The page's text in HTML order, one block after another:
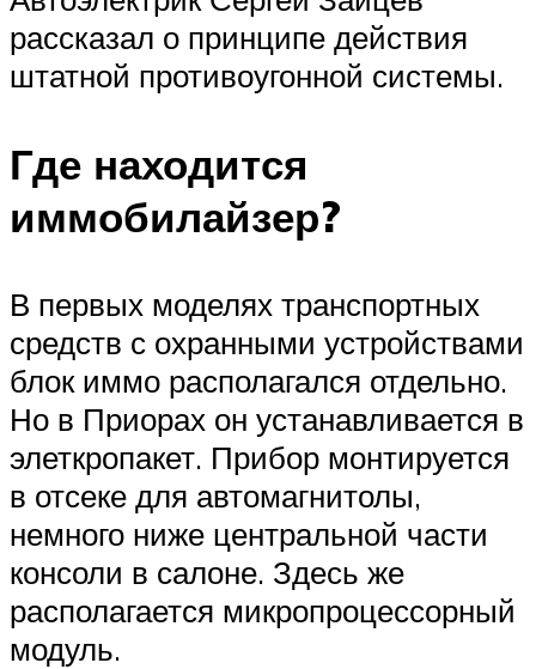
рассказал о принципе действия
штатной противоугонной системы.
Где находится
иммобилайзер?
В первых моделях транспортных
средств с охранными устройствами
блок иммо располагался отдельно.
Но в Приорах он устанавливается в
элеткропакет. Прибор монтируется
в отсеке для автомагнитолы,
немного ниже центральной части
консоли в салоне. Здесь же
располагается микропроцессорный
модуль.